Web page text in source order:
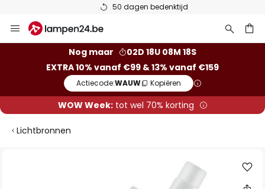
50 dagen bedenktijd
naar
Nog maar
02D 18U 08M 18S
EXTRA 10% vanaf €99 & 13% vanaf €159
Actiecode:WAUW Kopiëren
WOW Week:tot wel 70% korting
Lichtbronnen